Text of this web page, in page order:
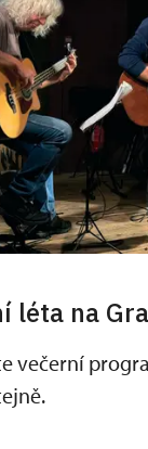
léta na
večerní